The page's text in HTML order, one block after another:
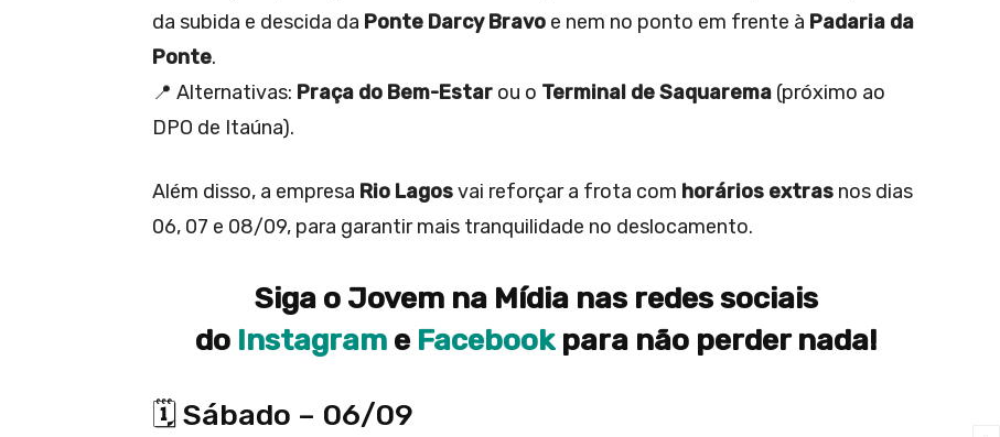
da subida e descida da Ponte Darcy Bravo e nem no ponto em frente à Padaria da
Ponte.
📍 Alternativas: Praça do Bem-Estar ou o Terminal de Saquarema (próximo ao
DPO de Itaúna).
Além disso, a empresa Rio Lagosvai reforçar a frota com horários extras nos dias
06, 07 e 08/09, para garantir mais tranquilidade no deslocamento.
Siga o Jovem na Mídia nas redes sociais
do Instagram e Facebookpara não perder nada!
🗓️ Sábado – 06/09